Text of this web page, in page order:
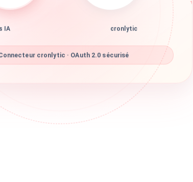
IA cronlytic
cronlytic · OAuth 2.0 sécurisé